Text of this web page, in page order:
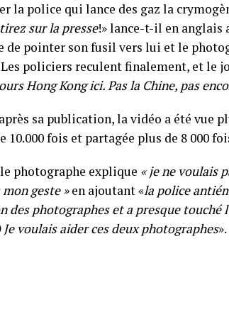
la police qui lance des gaz la
sur la presse!» lance-t-il en anglais
pointer son fusil vers lui et le
policiers reculent finalement, et le
Hong Kong ici. Pas la Chine, pas
sa publication, la vidéo a été vue
fois et partagée plus de 8 000
photographe explique « je ne voulais
geste »en ajoutant «la police
des photographes et a presque touché
voulais aider ces deux photographes».